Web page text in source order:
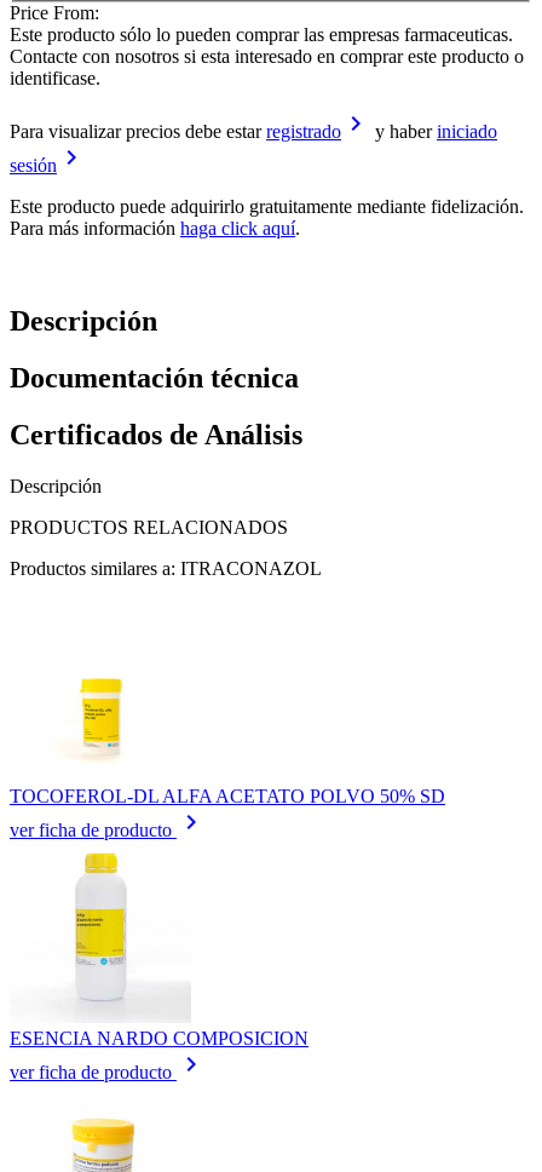
Price From:
Este producto sólo lo pueden comprar las empresas farmaceuticas.
Contacte con nosotros si esta interesado en comprar este producto o
identificase.
Para visualizar precios debe estarregistrado keyboard_arrow_right y haberiniciado
sesión keyboard_arrow_right
Este producto puede adquirirlo gratuitamente mediante fidelización.
Para más información haga click aquí.
Descripción
Documentación técnica
Certificados de Análisis
Descripción
PRODUCTOS RELACIONADOS
Productos similares a: ITRACONAZOL
TOCOFEROL-DL ALFA ACETATO POLVO 50% SD
ver ficha de producto
keyboard_arrow_right
ESENCIA NARDO COMPOSICION
ver ficha de producto
keyboard_arrow_right